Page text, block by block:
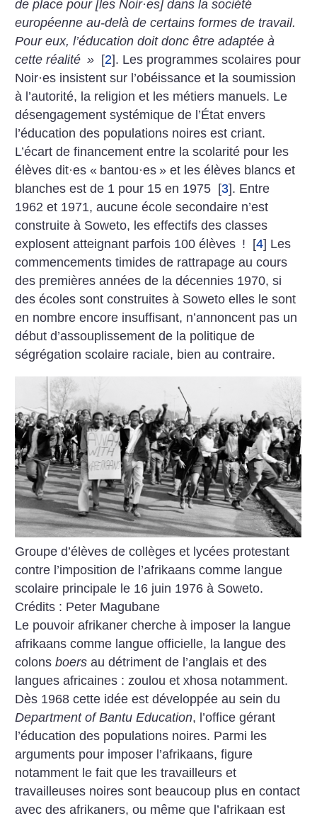
de place pour [les Noir·es] dans la société
européenne au-delà de certains formes de travail.
Pour eux, l’éducation doit donc être adaptée à
cette réalité » [2]. Les programmes scolaires pour
Noir·es insistent sur l’obéissance et la soumission
à l’autorité, la religion et les métiers manuels. Le
désengagement systémique de l’État envers
l’éducation des populations noires est criant.
L’écart de financement entre la scolarité pour les
élèves dit·es « bantou·es » et les élèves blancs et
blanches est de 1 pour 15 en 1975 [3]. Entre
1962 et 1971, aucune école secondaire n’est
construite à Soweto, les effectifs des classes
explosent atteignant parfois 100 élèves ! [4] Les
commencements timides de rattrapage au cours
des premières années de la décennies 1970, si
des écoles sont construites à Soweto elles le sont
en nombre encore insuffisant, n’annoncent pas un
début d’assouplissement de la politique de
ségrégation scolaire raciale, bien au contraire.
Groupe d’élèves de collèges et lycées protestant
contre l’imposition de l’afrikaans comme langue
scolaire principale le 16 juin 1976 à Soweto.
Crédits : Peter Magubane
Le pouvoir afrikaner cherche à imposer la langue
afrikaans comme langue officielle, la langue des
colonsboers au détriment de l’anglais et des
langues africaines : zoulou et xhosa notamment.
Dès 1968 cette idée est développée au sein du
Department of Bantu Education, l’office gérant
l’éducation des populations noires. Parmi les
arguments pour imposer l’afrikaans, figure
notamment le fait que les travailleurs et
travailleuses noires sont beaucoup plus en contact
avec des afrikaners, ou même que l’afrikaan est